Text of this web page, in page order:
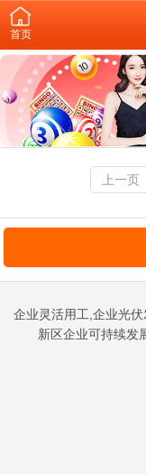
首页
上一页
企业灵活用工,企业光
新区企业可持续发